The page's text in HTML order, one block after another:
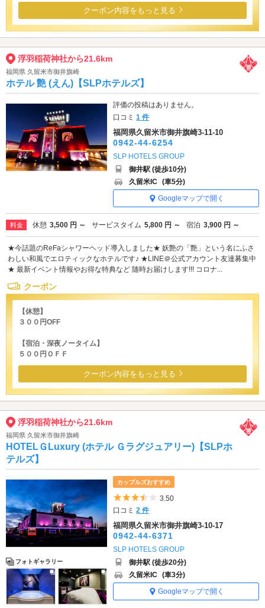
クーポン内容をもっと見る
浮羽稲荷神社から21.6km
福岡県 久留米市御井旗崎
ホテル 艶 (えん)【SLPホテルズ】
評価の投稿はありません。
口コミ1 件
福岡県久留米市御井旗崎3-11-10
0942-44-6254
SLP HOTELS GROUP
御井駅 (徒歩10分)
久留米IC (車5分)
Googleマップで開く
料金 休憩 3,500 円 ～ サービスタイム 5,800 円 ～ 宿泊 3,900 円 ～
★今話題のReFaシャワーヘッド導入しました★ 妖艶の「艶」という名にふさ
わしい和風でエロティックなホテルです♪ ★LINE＠公式アカウント友達募集中
★ 最新イベント情報やお得な特典など 随時お届けします!!! コロナ...
クーポン
【休憩】
３００円OFF
【宿泊・深夜ノータイム】
５００円ＯＦＦ
クーポン内容をもっと見る
浮羽稲荷神社から21.6km
福岡県 久留米市御井旗崎
HOTELＧLuxury (ホテル Ｇラグジュアリー)【SLPホ
テルズ】
フォトギャラリー
カップルズおすすめ
5つ星のうち3.5
3.50
口コミ2 件
福岡県久留米市御井旗崎3-10-17
0942-44-6371
SLP HOTELS GROUP
御井駅 (徒歩20分)
久留米IC (車3分)
Googleマップで開く